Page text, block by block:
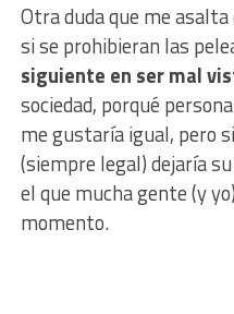
Otra duda que me
si se prohibieran las
siguiente en ser mal
sociedad, porqué
me gustaría igual, pero
(siempre legal) dejaría
el que mucha gente (y
momento.